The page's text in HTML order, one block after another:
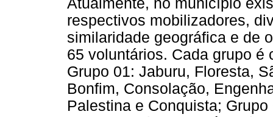
Atualmente, no município
respectivos mobilizadores,
similaridade geográfica e de
65 voluntários. Cada grupo é
Grupo 01: Jaburu, Floresta,
Bonfim, Consolação,
Palestina e Conquista;